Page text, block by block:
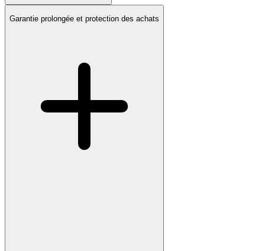
Garantie prolongée et protection des achats